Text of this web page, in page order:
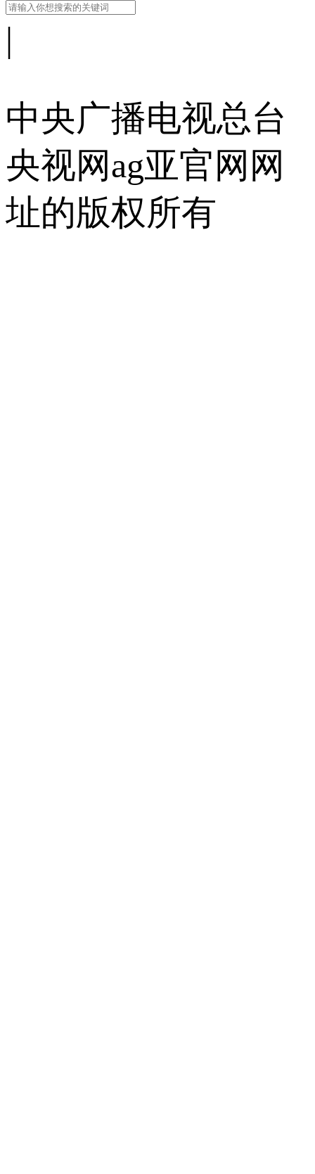
|
中央广播电视总台
央视网ag亚官网网
址的版权所有